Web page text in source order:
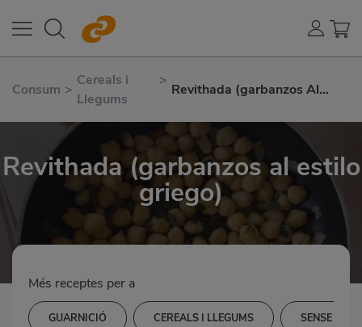
Consum >
Cereals i
Llegums
>
Revithada (garbanzos Al
Revithada (garbanzos al estilo
griego)
Més receptes per a
GUARNICIÓ CEREALS I LLEGUMS SENSE